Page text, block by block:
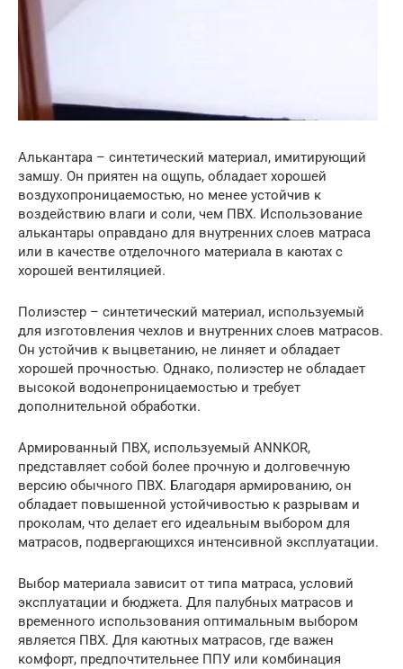
Алькантара – синтетический материал, имитирующий
замшу. Он приятен на ощупь, обладает хорошей
воздухопроницаемостью, но менее устойчив к
воздействию влаги и соли, чем ПВХ. Использование
алькантары оправдано для внутренних слоев матраса
или в качестве отделочного материала в каютах с
хорошей вентиляцией.
Полиэстер – синтетический материал, используемый
для изготовления чехлов и внутренних слоев матрасов.
Он устойчив к выцветанию, не линяет и обладает
хорошей прочностью. Однако, полиэстер не обладает
высокой водонепроницаемостью и требует
дополнительной обработки.
Армированный ПВХ, используемый ANNKOR,
представляет собой более прочную и долговечную
версию обычного ПВХ. Благодаря армированию, он
обладает повышенной устойчивостью к разрывам и
проколам, что делает его идеальным выбором для
матрасов, подвергающихся интенсивной эксплуатации.
Выбор материала зависит от типа матраса, условий
эксплуатации и бюджета. Для палубных матрасов и
временного использования оптимальным выбором
является ПВХ. Для каютных матрасов, где важен
комфорт, предпочтительнее ППУ или комбинация